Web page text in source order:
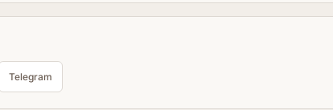
Telegram